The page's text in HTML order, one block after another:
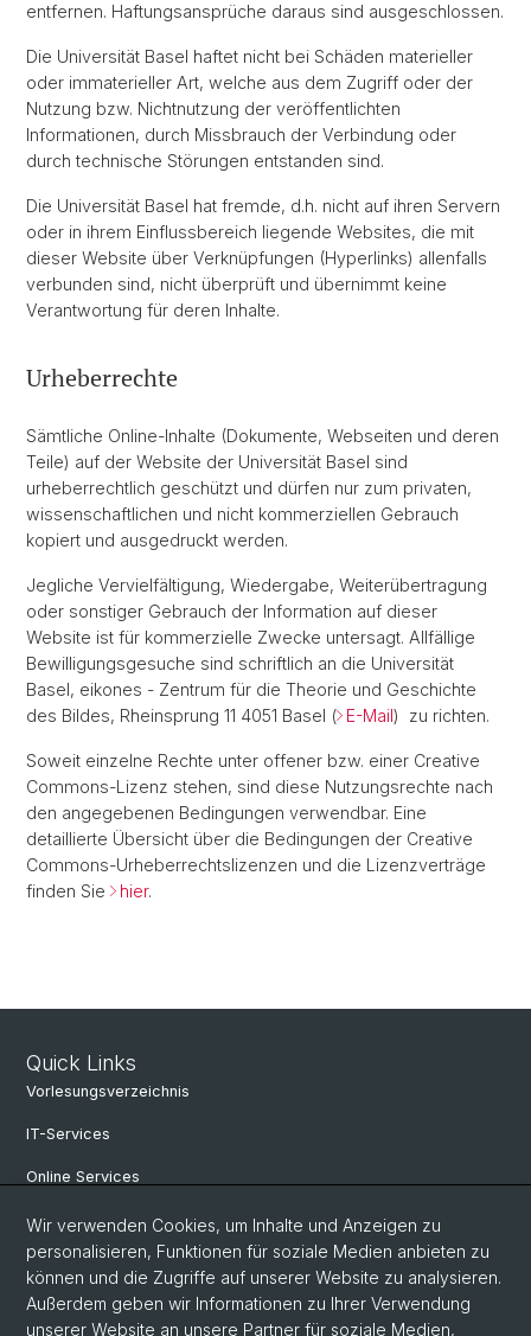
entfernen. Haftungsansprüche daraus sind ausgeschlossen.
Die Universität Basel haftet nicht bei Schäden materieller
oder immaterieller Art, welche aus dem Zugriff oder der
Nutzung bzw. Nichtnutzung der veröffentlichten
Informationen, durch Missbrauch der Verbindung oder
durch technische Störungen entstanden sind.
Die Universität Basel hat fremde, d.h. nicht auf ihren Servern
oder in ihrem Einflussbereich liegende Websites, die mit
dieser Website über Verknüpfungen (Hyperlinks) allenfalls
verbunden sind, nicht überprüft und übernimmt keine
Verantwortung für deren Inhalte.
Urheberrechte
Sämtliche Online-Inhalte (Dokumente, Webseiten und deren
Teile) auf der Website der Universität Basel sind
urheberrechtlich geschützt und dürfen nur zum privaten,
wissenschaftlichen und nicht kommerziellen Gebrauch
kopiert und ausgedruckt werden.
Jegliche Vervielfältigung, Wiedergabe, Weiterübertragung
oder sonstiger Gebrauch der Information auf dieser
Website ist für kommerzielle Zwecke untersagt. Allfällige
Bewilligungsgesuche sind schriftlich an die Universität
Basel, eikones - Zentrum für die Theorie und Geschichte
des Bildes, Rheinsprung 11 4051 Basel ( E-Mail) zu richten.
Soweit einzelne Rechte unter offener bzw. einer Creative
Commons-Lizenz stehen, sind diese Nutzungsrechte nach
den angegebenen Bedingungen verwendbar. Eine
detaillierte Übersicht über die Bedingungen der Creative
Commons-Urheberrechtslizenzen und die Lizenzverträge
finden Sie
hier.
Quick Links
Vorlesungsverzeichnis
IT-Services
Online Services
Personensuche
Veranstaltungen
Stellenangebote
Wir verwenden Cookies, um Inhalte und Anzeigen zu
personalisieren, Funktionen für soziale Medien anbieten zu
können und die Zugriffe auf unserer Website zu analysieren.
Außerdem geben wir Informationen zu Ihrer Verwendung
unserer Website an unsere Partner für soziale Medien,